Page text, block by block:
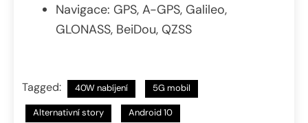
Navigace: GPS, A-GPS, Galileo,
GLONASS, BeiDou, QZSS
Tagged: 40W nabíjení 5G mobil
Alternativní story Android 10